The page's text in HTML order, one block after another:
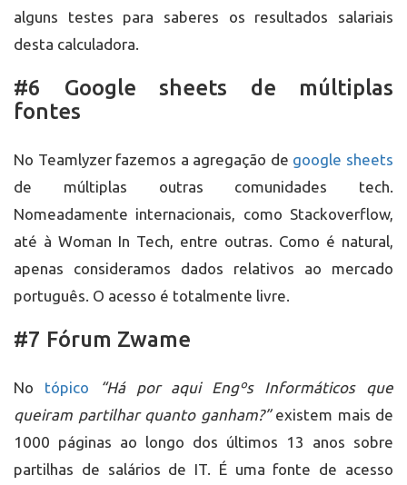
alguns testes para saberes os resultados salariais
desta calculadora.
#6 Google sheets de múltiplas
fontes
No Teamlyzer fazemos a agregação de google sheets
de múltiplas outras comunidades tech.
Nomeadamente internacionais, como Stackoverflow,
até à Woman In Tech, entre outras. Como é natural,
apenas consideramos dados relativos ao mercado
português. O acesso é totalmente livre.
#7 Fórum Zwame
No tópico
“Há por aqui Engºs Informáticos que
queiram partilhar quanto ganham?”existem mais de
1000 páginas ao longo dos últimos 13 anos sobre
partilhas de salários de IT. É uma fonte de acesso